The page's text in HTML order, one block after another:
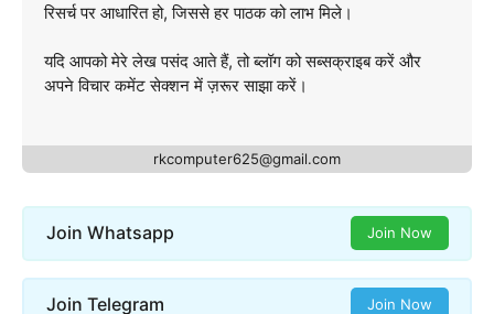
रिसर्च पर आधारित हो, जिससे हर पाठक को लाभ मिले।
यदि आपको मेरे लेख पसंद आते हैं, तो ब्लॉग को सब्सक्राइब करें और
अपने विचार कमेंट सेक्शन में ज़रूर साझा करें।
rkcomputer625@gmail.com
Join Whatsapp Join Now
Join Telegram Join Now